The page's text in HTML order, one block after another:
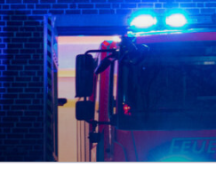
24 Stunden für Sie